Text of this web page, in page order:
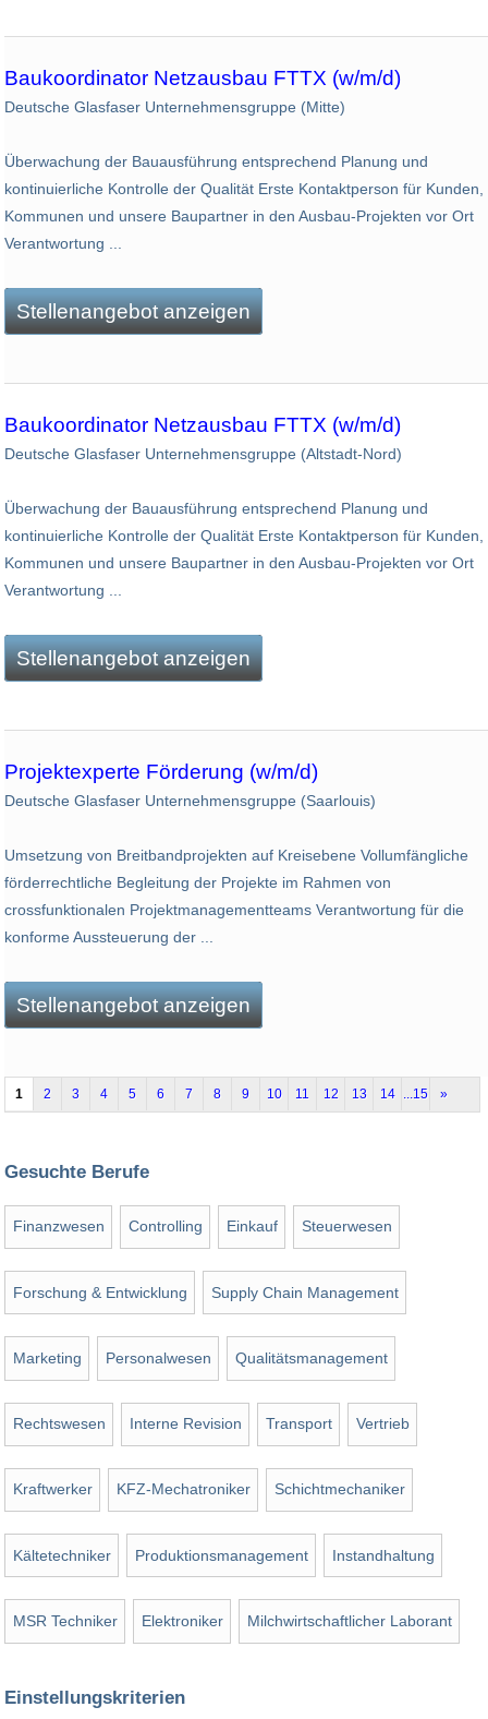
Baukoordinator Netzausbau FTTX (w/m/d)
Deutsche Glasfaser Unternehmensgruppe (Mitte)
Überwachung der Bauausführung entsprechend Planung und
kontinuierliche Kontrolle der Qualität Erste Kontaktperson für Kunden,
Kommunen und unsere Baupartner in den Ausbau-Projekten vor Ort
Verantwortung ...
Stellenangebot anzeigen
Baukoordinator Netzausbau FTTX (w/m/d)
Deutsche Glasfaser Unternehmensgruppe (Altstadt-Nord)
Überwachung der Bauausführung entsprechend Planung und
kontinuierliche Kontrolle der Qualität Erste Kontaktperson für Kunden,
Kommunen und unsere Baupartner in den Ausbau-Projekten vor Ort
Verantwortung ...
Stellenangebot anzeigen
Projektexperte Förderung (w/m/d)
Deutsche Glasfaser Unternehmensgruppe (Saarlouis)
Umsetzung von Breitbandprojekten auf Kreisebene Vollumfängliche
förderrechtliche Begleitung der Projekte im Rahmen von
crossfunktionalen Projektmanagementteams Verantwortung für die
konforme Aussteuerung der ...
Stellenangebot anzeigen
1 2 3 4 5 6 7 8 9 10 11 12 13 14 ...15 »
Gesuchte Berufe
Finanzwesen Controlling Einkauf Steuerwesen
Forschung & Entwicklung Supply Chain Management
Marketing Personalwesen Qualitätsmanagement
Rechtswesen Interne Revision Transport Vertrieb
Kraftwerker KFZ-Mechatroniker Schichtmechaniker
Kältetechniker Produktionsmanagement Instandhaltung
MSR Techniker Elektroniker Milchwirtschaftlicher Laborant
Einstellungskriterien